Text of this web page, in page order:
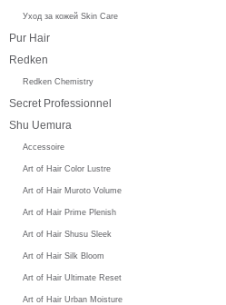
Уход за кожей Skin Care
Pur Hair
Redken
Redken Chemistry
Secret Professionnel
Shu Uemura
Accessoire
Art of Hair Color Lustre
Art of Hair Muroto Volume
Art of Hair Prime Plenish
Art of Hair Shusu Sleek
Art of Hair Silk Bloom
Art of Hair Ultimate Reset
Art of Hair Urban Moisture